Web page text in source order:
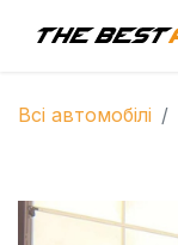
Всі автомобілі